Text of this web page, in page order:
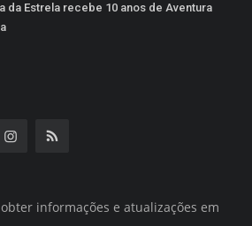
da Estrela recebe 10 anos de Aventura
informações e atualizações em